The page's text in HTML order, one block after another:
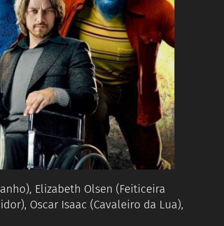
Elizabeth Olsen (Feiticeira
Oscar Isaac (Cavaleiro da Lua),